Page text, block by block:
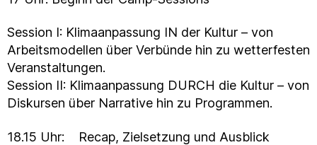
Session I: Klimaanpassung IN der Kultur – von
Arbeitsmodellen über Verbünde hin zu wetterfesten
Veranstaltungen.
Session II: Klimaanpassung DURCH die Kultur – von
Diskursen über Narrative hin zu Programmen.
18.15 Uhr: Recap, Zielsetzung und Ausblick